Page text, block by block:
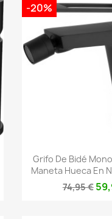
Vista
Grifo De Bidé
Maneta Hueca En
74,95 €
-20%